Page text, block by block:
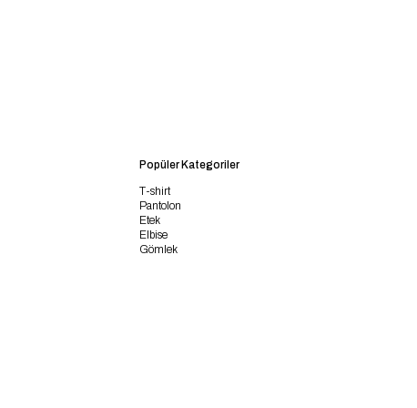
Popüler Kategoriler
T-shirt
Pantolon
Etek
Elbise
Gömlek